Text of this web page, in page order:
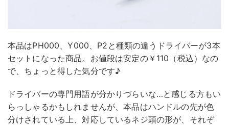
本品はPH000、Y000、P2と種類の違うドライバーが3本
セットになった商品。お値段は安定の￥110（税込）なの
で、ちょっと得した気分です♪
ドライバーの専門用語が分かりづらいな…と感じる方もい
らっしゃるかもしれませんが、本品はハンドルの先が色
分けされている上、対応しているネジ頭の形が、それぞ